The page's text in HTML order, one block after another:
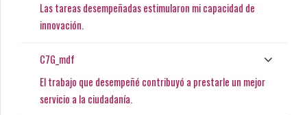
Las tareas desempeñadas estimularon mi capacidad de
innovación.
C7G_mdf
El trabajo que desempeñé contribuyó a prestarle un mejor
servicio a la ciudadanía.